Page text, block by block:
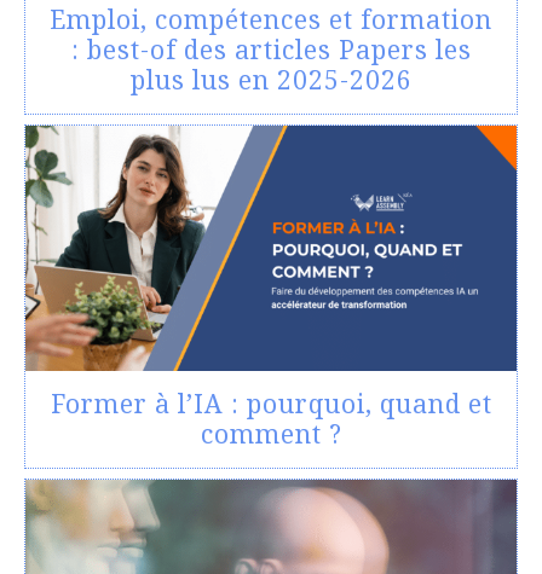
Emploi, compétences et formation
: best-of des articles Papers les
plus lus en 2025-2026
Former à l’IA : pourquoi, quand et
comment ?